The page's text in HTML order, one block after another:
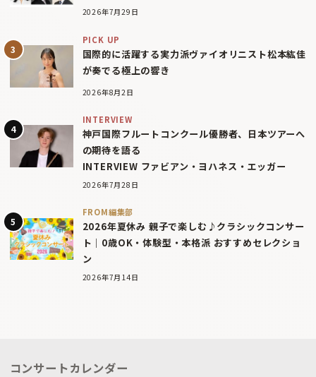
2026年7月29日
PICK UP
国際的に活躍する実力派ヴァイオリニスト松本紘佳
が奏でる極上の響き
2026年8月2日
INTERVIEW
神戸国際フルートコンクール優勝者、日本ツアーへ
の期待を語る
INTERVIEW ファビアン・ヨハネス・エッガー
2026年7月28日
FROM編集部
2026年夏休み 親子で楽しむ♪クラシックコンサー
ト｜0歳OK・体験型・本格派 おすすめセレクショ
ン
2026年7月14日
コンサートカレンダー